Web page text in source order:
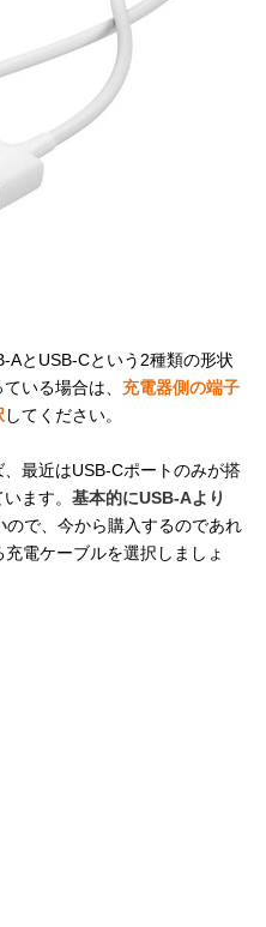
AとUSB-Cという2種類の形状
いる場合は、 充電器側の端子
してください。
最近はUSB-Cポートのみが搭
ます。 基本的にUSB-Aより
ので、今から購入するのであれ
電ケーブルを選択しましょ